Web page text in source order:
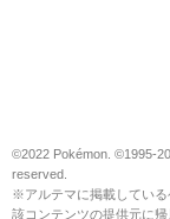
©2022 Pokémon. ©1995-
reserved.
※アルテマに掲載している
該コンテンツの提供元に帰